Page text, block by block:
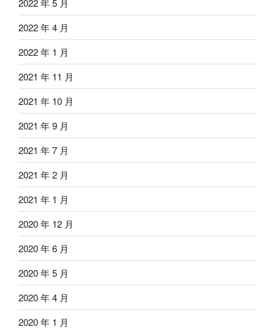
2022 年 5 月
2022 年 4 月
2022 年 1 月
2021 年 11 月
2021 年 10 月
2021 年 9 月
2021 年 7 月
2021 年 2 月
2021 年 1 月
2020 年 12 月
2020 年 6 月
2020 年 5 月
2020 年 4 月
2020 年 1 月